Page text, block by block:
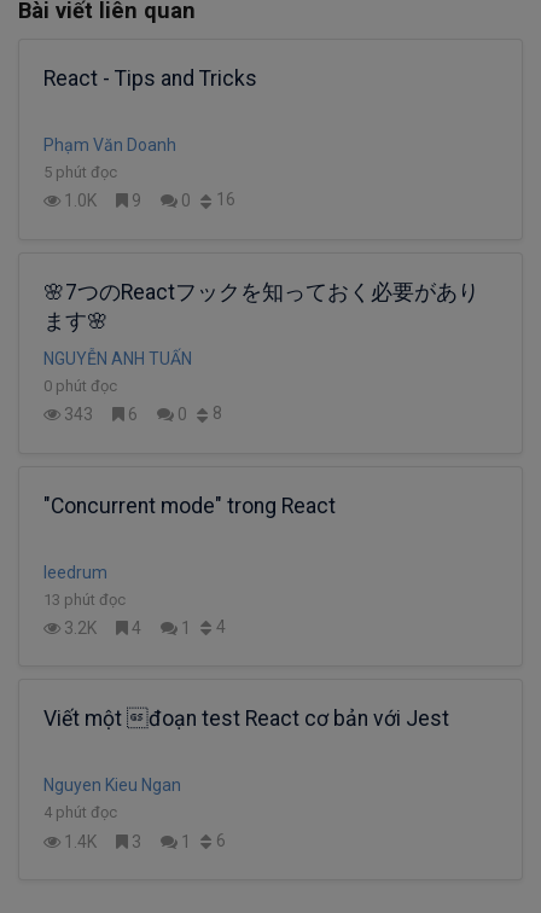
Bài viết liên quan
React - Tips and Tricks
Phạm Văn Doanh
5 phút đọc
1.0K 9 0 16
🌸7つのReactフックを知っておく必要があり
ます🌸
NGUYỄN ANH TUẤN
0 phút đọc
343 6 0 8
"Concurrent mode" trong React
leedrum
13 phút đọc
3.2K 4 1 4
Viết một đoạn test React cơ bản với Jest
Nguyen Kieu Ngan
4 phút đọc
1.4K 3 1 6